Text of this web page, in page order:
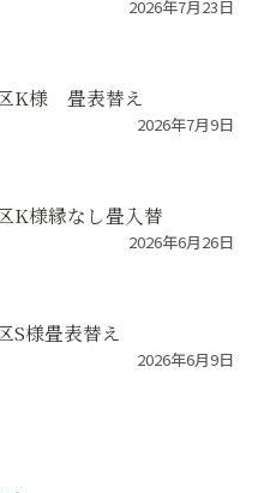
2026年7月23日
K様 畳表替え
2026年7月9日
K様縁なし畳入替
2026年6月26日
様畳表替え
2026年6月9日